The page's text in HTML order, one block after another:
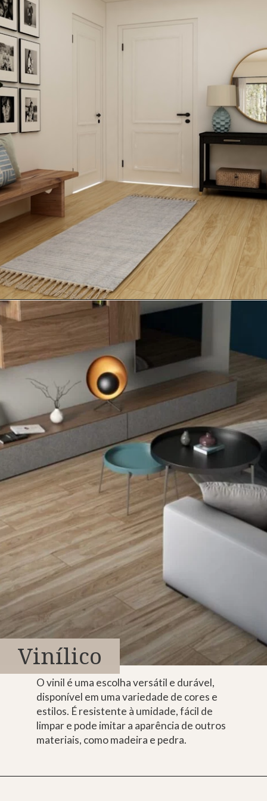
O vinil é uma escolha versátil e durável,
disponível em uma variedade de cores e
estilos. É resistente à umidade, fácil de
limpar e pode imitar a aparência de outros
materiais, como madeira e pedra.
Vinílico